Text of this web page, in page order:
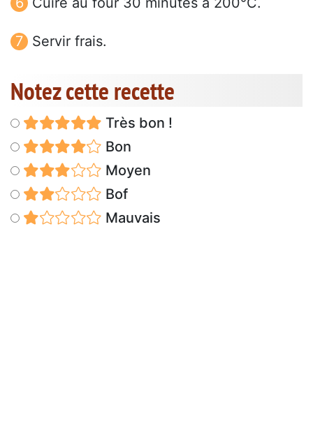
Servir frais.
Notez cette recette
Très bon !
Bon
Moyen
Bof
Mauvais